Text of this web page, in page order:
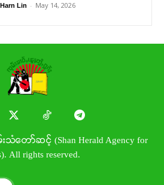
Lin - May 14, 2026
းသံတော်ဆင့် (Shan Herald Agency for
All rights reserved.